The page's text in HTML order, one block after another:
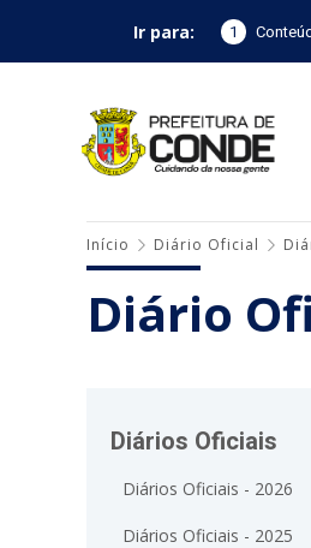
Ir para: 1
Início Diário Oficial
Diário
Diários Oficiais
Diários Oficiais - 2026
Diários Oficiais - 2025